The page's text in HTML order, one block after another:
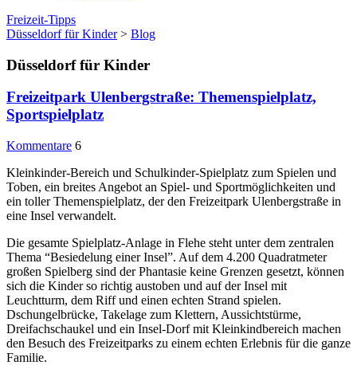
Freizeit-Tipps
Düsseldorf für Kinder> Blog
Düsseldorf für Kinder
Freizeitpark Ulenbergstraße: Themenspielplatz,
Sportspielplatz
Kommentare 6
Kleinkinder-Bereich und Schulkinder-Spielplatz zum Spielen und
Toben, ein breites Angebot an Spiel- und Sportmöglichkeiten und
ein toller Themenspielplatz, der den Freizeitpark Ulenbergstraße in
eine Insel verwandelt.
Die gesamte Spielplatz-Anlage in Flehe steht unter dem zentralen
Thema “Besiedelung einer Insel”. Auf dem 4.200 Quadratmeter
großen Spielberg sind der Phantasie keine Grenzen gesetzt, können
sich die Kinder so richtig austoben und auf der Insel mit
Leuchtturm, dem Riff und einen echten Strand spielen.
Dschungelbrücke, Takelage zum Klettern, Aussichtstürme,
Dreifachschaukel und ein Insel-Dorf mit Kleinkindbereich machen
den Besuch des Freizeitparks zu einem echten Erlebnis für die ganze
Familie.